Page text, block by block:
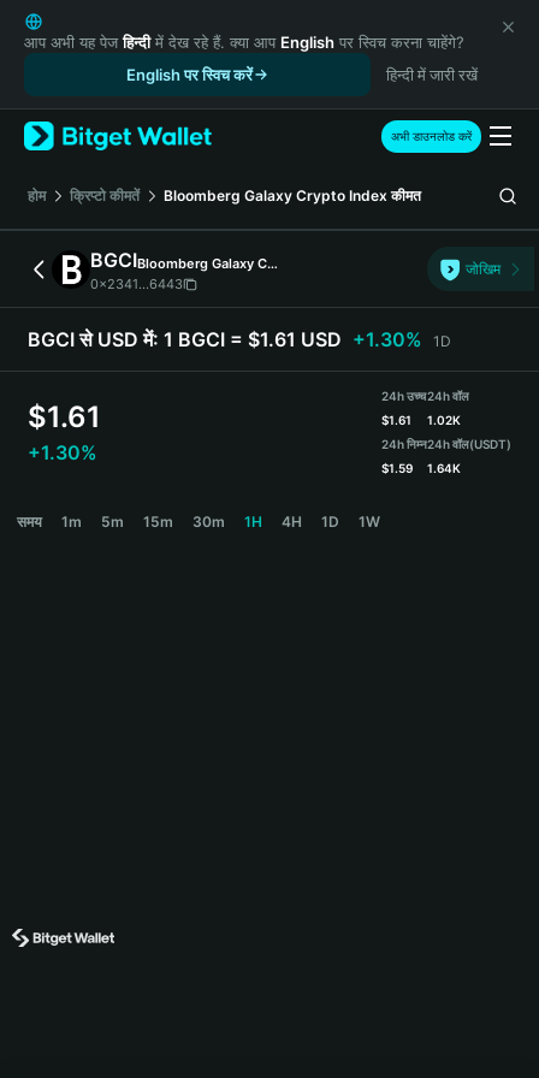
English
日本語
Русский
Español (Latinoamérica)
Türkçe
Italiano
简体中文
繁體中文
Português (Portugal)
हिन्दी
Español (Argentina)
आप अभी यह पेजहिन्दीमें देख रहे हैं. क्या आप English पर स्विच करना चाहेंगे?
English पर स्विच करें
हिन्दी में जारी रखें
अभी डाउनलोड करें
होम क्रिप्टो कीमतें Bloomberg Galaxy Crypto Index कीमत
BGCI
Bloomberg Galaxy Crypto Index
0x2341...6443
जोखिम
BGCI से USD में: 1 BGCI = $1.61 USD +1.30% 1D
$1.61
+1.30%
24h उच्च
$1.61
24h निम्न
$1.59
24h वॉल
1.02K
24h वॉल(USDT)
1.64K
समय 1m 5m 15m 30m 1H 4H 1D 1W